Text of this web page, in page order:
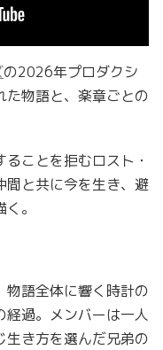
の2026年プロダクシ
た物語と、楽章ごとの
ことを拒むロスト・
間と共に今を生き、避
。
物語全体に響く時計の
過。メンバーは一人
生き方を選んだ兄弟の